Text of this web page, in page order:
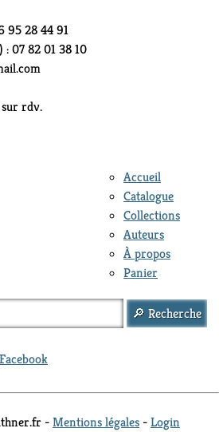
95 28 44 91
07 82 01 38 10
rdv.
Accueil
Catalogue
Collections
Auteurs
À propos
Panier
-Mentions légales -Login